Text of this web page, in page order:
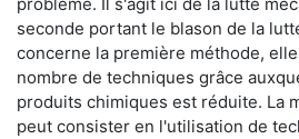
seconde portant le blason de la
concerne la première méthode,
nombre de techniques grâce
produits chimiques est réduite. La
peut consister en l'utilisation de